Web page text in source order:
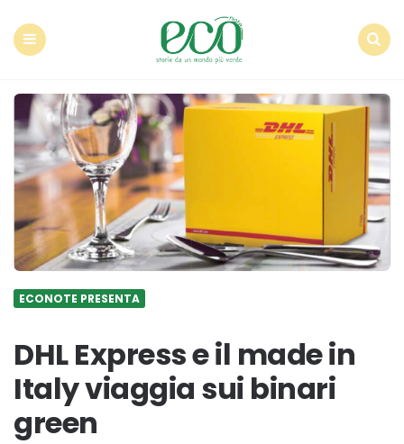
ECONOTE PRESENTA
DHL Express e il made in
Italy viaggia sui binari
green